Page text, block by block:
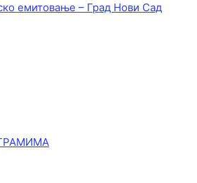
емитовање – Град Нови Сад